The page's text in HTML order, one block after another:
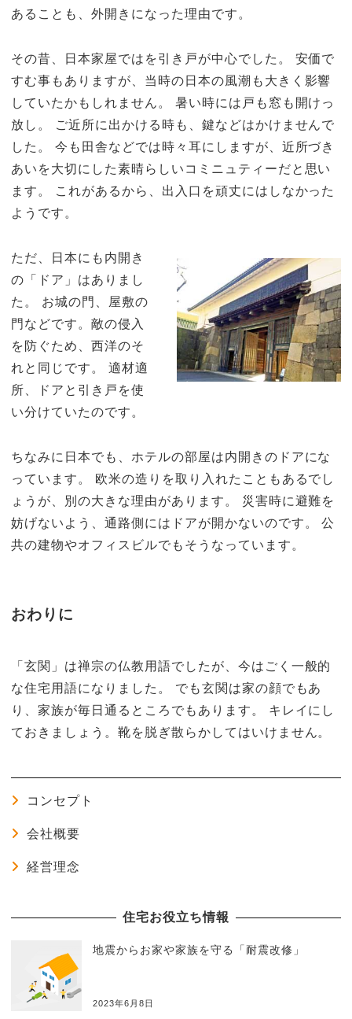
あることも、外開きになった理由です。
その昔、日本家屋ではを引き戸が中心でした。 安価で
すむ事もありますが、当時の日本の風潮も大きく影響
していたかもしれません。 暑い時には戸も窓も開けっ
放し。 ご近所に出かける時も、鍵などはかけませんで
した。 今も田舎などでは時々耳にしますが、近所づき
あいを大切にした素晴らしいコミニュティーだと思い
ます。 これがあるから、出入口を頑丈にはしなかった
ようです。
ただ、日本にも内開き
の「ドア」はありまし
た。 お城の門、屋敷の
門などです。敵の侵入
を防ぐため、西洋のそ
れと同じです。 適材適
所、ドアと引き戸を使
い分けていたのです。
ちなみに日本でも、ホテルの部屋は内開きのドアにな
っています。 欧米の造りを取り入れたこともあるでし
ょうが、別の大きな理由があります。 災害時に避難を
妨げないよう、通路側にはドアが開かないのです。 公
共の建物やオフィスビルでもそうなっています。
おわりに
「玄関」は禅宗の仏教用語でしたが、今はごく一般的
な住宅用語になりました。 でも玄関は家の顔でもあ
り、家族が毎日通るところでもあります。 キレイにし
ておきましょう。靴を脱ぎ散らかしてはいけません。
コンセプト
会社概要
経営理念
住宅お役立ち情報
地震からお家や家族を守る「耐震改修」
2023年6月8日